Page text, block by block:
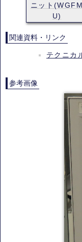
ニット(WGFM
U)
関連資料・リンク
テクニカ
参考画像